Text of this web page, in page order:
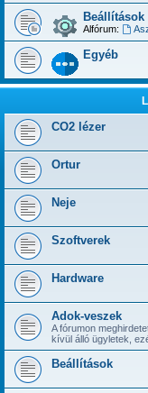
Beállítások
Alfórum:
Egyéb
CO2 lézer
Ortur
Neje
Szoftverek
Hardware
Adok-veszek
A fórumon
kívül álló ügyletek,
Beállítások